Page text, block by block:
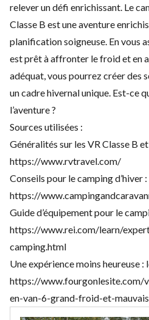
relever un défi enrichissant. Le
Classe B est une aventure
planification soigneuse. En vous
est prêt à affronter le froid et en
adéquat, vous pourrez créer des
un cadre hivernal unique. Est-ce
l’aventure ?
Sources utilisées :
Généralités sur les VR Classe B
https://www.rvtravel.com/
Conseils pour le camping d’hiver :
https://
Guide d’équipement pour le
https://www.rei.com/learn/
camping.html
Une expérience moins heureuse :
https://www.fourgonlesite.com/
en-van-6-grand-froid-et-